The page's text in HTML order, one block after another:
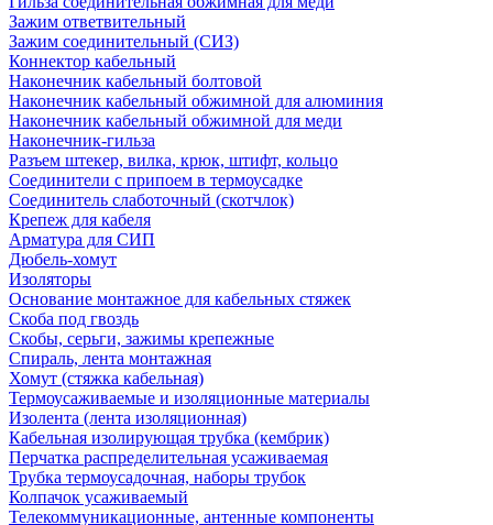
Зажим ответвительный
Зажим соединительный (СИЗ)
Коннектор кабельный
Наконечник кабельный болтовой
Наконечник кабельный обжимной для алюминия
Наконечник кабельный обжимной для меди
Наконечник-гильза
Разъем штекер, вилка, крюк, штифт, кольцо
Соединители с припоем в термоусадке
Соединитель слаботочный (скотчлок)
Крепеж для кабеля
Арматура для СИП
Дюбель-хомут
Изоляторы
Основание монтажное для кабельных стяжек
Скоба под гвоздь
Скобы, серьги, зажимы крепежные
Спираль, лента монтажная
Хомут (стяжка кабельная)
Термоусаживаемые и изоляционные материалы
Изолента (лента изоляционная)
Кабельная изолирующая трубка (кембрик)
Перчатка распределительная усаживаемая
Трубка термоусадочная, наборы трубок
Колпачок усаживаемый
Телекоммуникационные, антенные компоненты